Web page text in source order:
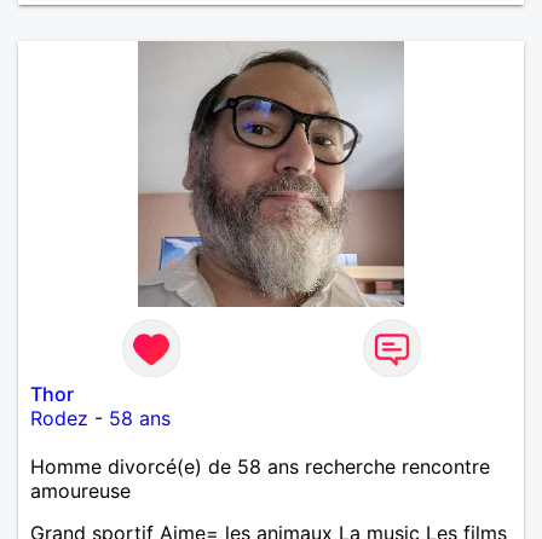
Thor
Rodez - 58 ans
Homme divorcé(e) de 58 ans recherche rencontre
amoureuse
Grand sportif Aime= les animaux La music Les films